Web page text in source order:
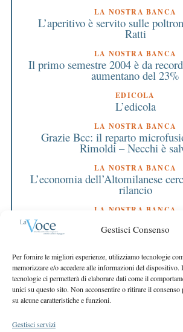
Gestisci Consenso
Per fornire le migliori esperienze, utilizziamo tecnologie
memorizzare e/o accedere alle informazioni del dispositivo.
tecnologie ci permetterà di elaborare dati come il
unici su questo sito. Non acconsentire o ritirare il
su alcune caratteristiche e funzioni.
Gestisci servizi
LA NOSTRA BANCA
L’aperitivo è servito sulle
Ratti
LA NOSTRA BANCA
Il primo semestre 2004 è da
aumentano del 23%
EDICOLA
L’edicola
LA NOSTRA BANCA
Grazie Bcc: il reparto
Rimoldi – Necchi è
LA NOSTRA BANCA
L’economia dell’Altomilanese
rilancio
LA NOSTRA BANCA
Da oggi lo sviluppo economico
semplicità e convenienza
La nostra Bcc cresce in
EDITORIALE
Il futuro si gioca superando